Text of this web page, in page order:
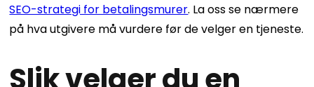
SEO-strategi for betalingsmurer. La oss se nærmere
på hva utgivere må vurdere før de velger en tjeneste.
Slik velger du en